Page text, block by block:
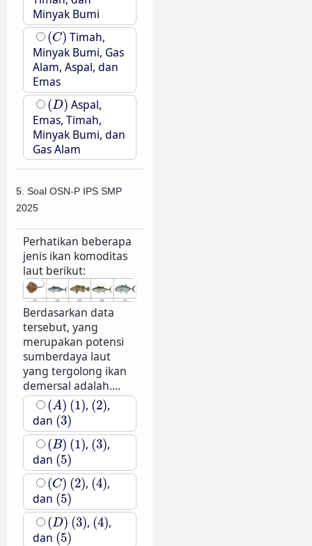
Minyak Bumi
(C)
(C) Timah,
Minyak Bumi, Gas
Alam, Aspal, dan
Emas
(D)
(D) Aspal,
Emas, Timah,
Minyak Bumi, dan
Gas Alam
5. Soal OSN-P IPS SMP
2025
Perhatikan beberapa
jenis ikan komoditas
laut berikut:
Berdasarkan data
tersebut, yang
merupakan potensi
sumberdaya laut
yang tergolong ikan
demersal adalah....
(A)
(A) (1)
(1), (2)
(2),
dan (3)
(3)
(B)
(B) (1)
(1), (3)
(3),
dan (5)
(5)
(C)
(C) (2)
(2), (4)
(4),
dan (5)
(5)
(D)
(D) (3)
(3), (4)
(4),
dan (5)
(5)